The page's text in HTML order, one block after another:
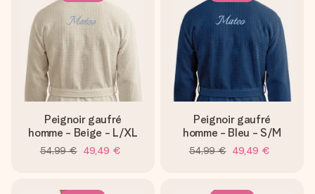
Peignoir gaufré
homme - Beige - L/XL
54,99 € 49,49 €
Peignoir gaufré
homme - Bleu - S/M
54,99 € 49,49 €